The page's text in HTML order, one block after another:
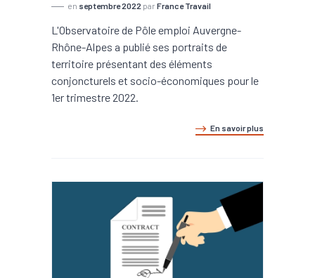
en septembre 2022 par France Travail
L'Observatoire de Pôle emploi Auvergne-
Rhône-Alpes a publié ses portraits de
territoire présentant des éléments
conjoncturels et socio-économiques pour le
1er trimestre 2022.
En savoir plus